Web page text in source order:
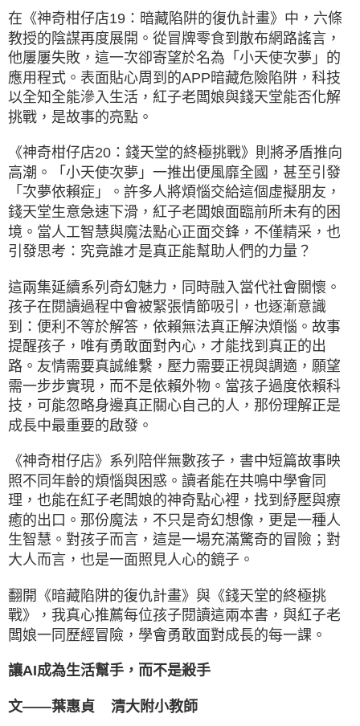
在《神奇柑仔店19：暗藏陷阱的復仇計畫》中，六條
教授的陰謀再度展開。從冒牌零食到散布網路謠言，
他屢屢失敗，這一次卻寄望於名為「小天使次夢」的
應用程式。表面貼心周到的APP暗藏危險陷阱，科技
以全知全能滲入生活，紅子老闆娘與錢天堂能否化解
挑戰，是故事的亮點。
《神奇柑仔店20：錢天堂的終極挑戰》則將矛盾推向
高潮。「小天使次夢」一推出便風靡全國，甚至引發
「次夢依賴症」。許多人將煩惱交給這個虛擬朋友，
錢天堂生意急速下滑，紅子老闆娘面臨前所未有的困
境。當人工智慧與魔法點心正面交鋒，不僅精采，也
引發思考：究竟誰才是真正能幫助人們的力量？
這兩集延續系列奇幻魅力，同時融入當代社會關懷。
孩子在閱讀過程中會被緊張情節吸引，也逐漸意識
到：便利不等於解答，依賴無法真正解決煩惱。故事
提醒孩子，唯有勇敢面對內心，才能找到真正的出
路。友情需要真誠維繫，壓力需要正視與調適，願望
需一步步實現，而不是依賴外物。當孩子過度依賴科
技，可能忽略身邊真正關心自己的人，那份理解正是
成長中最重要的啟發。
《神奇柑仔店》系列陪伴無數孩子，書中短篇故事映
照不同年齡的煩惱與困惑。讀者能在共鳴中學會同
理，也能在紅子老闆娘的神奇點心裡，找到紓壓與療
癒的出口。那份魔法，不只是奇幻想像，更是一種人
生智慧。對孩子而言，這是一場充滿驚奇的冒險；對
大人而言，也是一面照見人心的鏡子。
翻開《暗藏陷阱的復仇計畫》與《錢天堂的終極挑
戰》，我真心推薦每位孩子閱讀這兩本書，與紅子老
闆娘一同歷經冒險，學會勇敢面對成長的每一課。
讓AI成為生活幫手，而不是殺手
文——葉惠貞 清大附小教師